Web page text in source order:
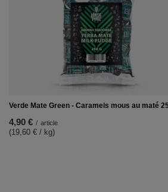
Verde Mate Green - Caramels mous au maté
4,90 € / article
(19,60 € / kg)